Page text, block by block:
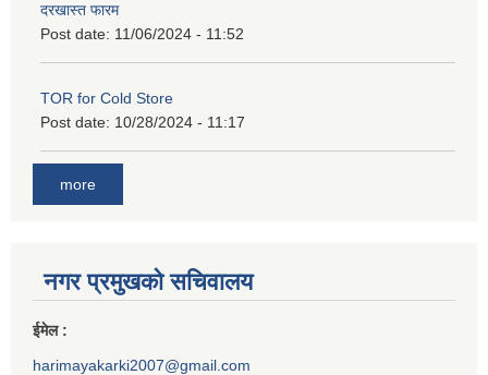
दरखास्त फारम
Post date: 11/06/2024 - 11:52
TOR for Cold Store
Post date: 10/28/2024 - 11:17
more
नगर प्रमुखको सचिवालय
ईमेल :
harimayakarki2007@gmail.com